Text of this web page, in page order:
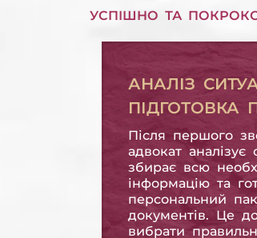
УСПІШНО ТА
АНАЛІЗ
ПІДГОТОВКА
Після першого
адвокат аналізує
збирає всю
інформацію та
персональний
документів. Це
вибрати